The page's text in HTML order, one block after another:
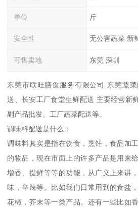
单位 斤
安全性 无公害蔬菜 新
可售卖地 东莞 深圳
东莞市联旺膳食服务有限公司 东莞蔬
送、长安工厂食堂生鲜配送 主要经营新
副产品批发。工厂蔬菜配送等。
调味料配送是什么：
调味料其实是指在饮食，烹饪，食品加
的物品，现在市面上的许多产品是用来
增香、提鲜等等的功能，从广义上来讲
味，辛辣等。比如我们日常用到的食盐
花椒，芥末等一类产品。还有一些比如